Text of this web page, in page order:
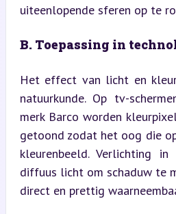
uiteenlopende sferen op te
B. Toepassing in
Het effect van licht en
natuurkunde. Op tv-
merk Barco worden
getoond zodat het oog die
kleurenbeeld. Verlichting
diffuus licht om schaduw te
direct en prettig